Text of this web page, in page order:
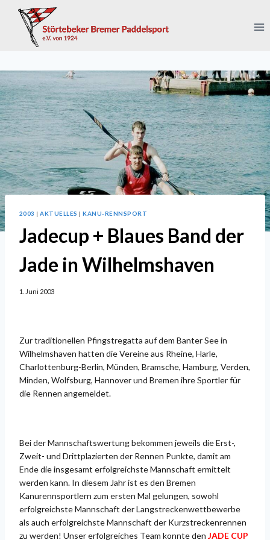
Inhalt
springen
2003 |AKTUELLES |KANU-RENNSPORT
Jadecup + Blaues Band der
Jade in Wilhelmshaven
1. Juni 2003
Zur traditionellen Pfingstregatta auf dem Banter See in
Wilhelmshaven hatten die Vereine aus Rheine, Harle,
Charlottenburg-Berlin, Münden, Bramsche, Hamburg, Verden,
Minden, Wolfsburg, Hannover und Bremen ihre Sportler für
die Rennen angemeldet.
Bei der Mannschaftswertung bekommen jeweils die Erst-,
Zweit- und Drittplazierten der Rennen Punkte, damit am
Ende die insgesamt erfolgreichste Mannschaft ermittelt
werden kann. In diesem Jahr ist es den Bremen
Kanurennsportlern zum ersten Mal gelungen, sowohl
erfolgreichste Mannschaft der Langstreckenwettbewerbe
als auch erfolgreichste Mannschaft der Kurzstreckenrennen
zu werden! Unser erfolgreiches Team konnte den JADE CUP